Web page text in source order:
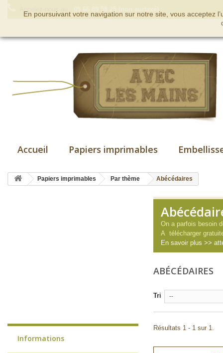
Accueil Papiers imprimables
Papiers imprimables Par thème Abécédaires
Informations
On a parfois besoin
A télécharger
En savoir plus >>
ABÉCÉDAIRES
Tri --
Résultats 1 - 1 sur 1.
En poursuivant votre navigation sur notre site, vous acceptez